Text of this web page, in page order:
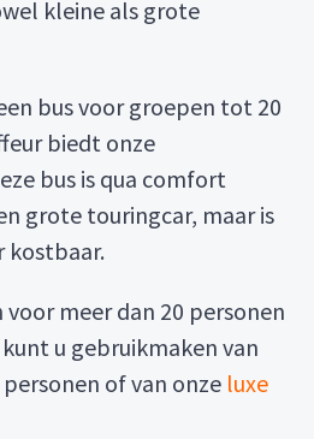
kleine als grote
bus voor groepen tot 20
biedt onze
bus is qua comfort
grote touringcar, maar is
kostbaar.
meer dan 20 personen
u gebruikmaken van
of van onze luxe